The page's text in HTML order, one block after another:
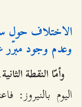
الاختلاف حول
وعدم وجود مبرّر
وأمّا النقطة الثانية
اليوم بالنيروز: